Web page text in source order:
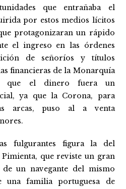
que entrañaba el
por estos medios lícitos
protagonizaran un rápido
el ingreso en las órdenes
de señoríos y títulos
financieras de la Monarquía
que el dinero fuera un
ya que la Corona, para
arcas, puso al a venta
fulgurantes figura la del
que reviste un gran
un navegante del mismo
una familia portuguesa de